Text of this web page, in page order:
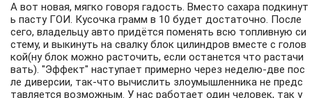
А вот новая, мягко говоря гадость. Вместо сахара подкинут
ь пасту ГОИ. Кусочка грамм в 10 будет достаточно. После
сего, владельцу авто придётся поменять всю топливную си
стему, и выкинуть на свалку блок цилиндров вместе с голов
кой(ну блок можно расточить, если останется что растачи
вать). "Эффект" наступает примерно через неделю-две пос
ле диверсии, так-что вычислить злоумышленника не предс
тавляется возможным. У нас работает один человек, так у